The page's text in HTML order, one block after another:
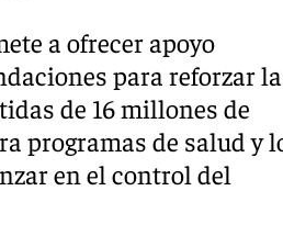
a ofrecer apoyo
para reforzar
de 16 millones de
programas de salud y
en el control del